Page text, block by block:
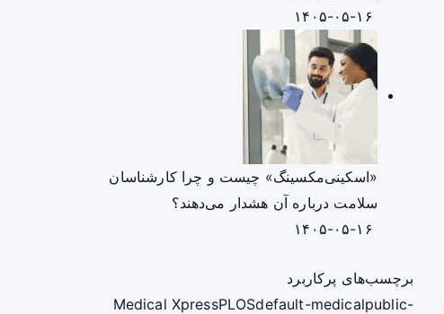
«اسکینی‌مکسینگ» چیست و چرا کارشناسان
سلامت درباره آن هشدار می‌دهند؟
برچسب‌های پرکاربرد
Medical XpressPLOSdefault-medicalpublic-